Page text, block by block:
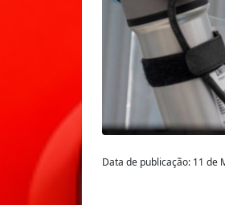
Data de publicação: 11 de